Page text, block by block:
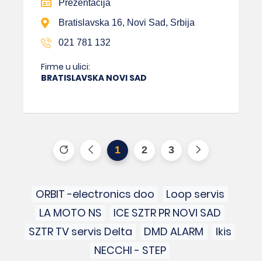
Prezentacija
Bratislavska 16, Novi Sad, Srbija
021 781 132
Firme u ulici:
BRATISLAVSKA NOVI SAD
1 2 3
ORBIT -electronics doo
Loop servis
LA MOTO NS
ICE SZTR PR NOVI SAD
SZTR TV servis Delta
DMD ALARM
Ikis
NECCHI - STEP